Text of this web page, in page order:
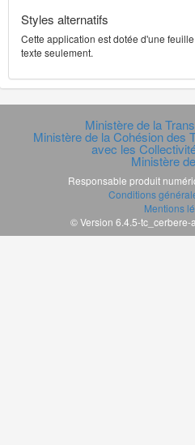
Styles alternatifs
Cette application est dotée d'une
texte seulement.
Ministère de la
Ministère de la Cohésion des
avec les
Ministère
Responsable produit
Conditions
Mentions
© Version 6.4.5-